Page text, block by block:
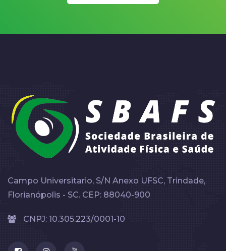
Campo Universitario, S/N Anexo UFSC, Trindade,
Florianópolis - SC. CEP: 88040-900
CNPJ: 10.305.223/0001-10